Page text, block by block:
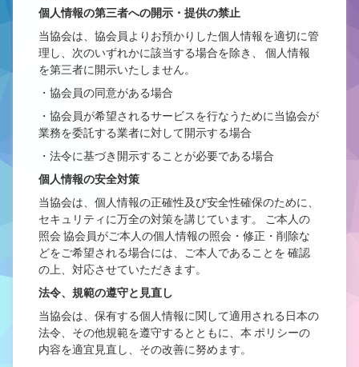
個人情報の第三者への開示・提供の禁止
当協会は、協会員よりお預かりした個人情報を適切に管
理し、次のいずれかに該当する場合を除き、 個人情報
を第三者に開示いたしません。
・協会員の同意がある場合
・協会員が希望されるサービスを行なうために当協会が
業務を委託する業者に対して開示する場合
・法令に基づき開示することが必要である場合
個人情報の安全対策
当協会は、個人情報の正確性及び安全性確保のために、
セキュリティに万全の対策を講じています。 ご本人の
照会 協会員がご本人の個人情報の照会・修正・削除な
どをご希望される場合には、ご本人であることを 確認
の上、対応させていただきます。
法令、規範の遵守と見直し
当協会は、保有する個人情報に関して適用される日本の
法令、その他規範を遵守するとともに、本 ポリシーの
内容を適宜見直し、その改善に努めます。